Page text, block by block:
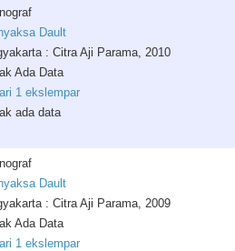
Dault
: Citra Aji Parama, 2010
Ada Data
1 ekslempar
ada data
Dault
: Citra Aji Parama, 2009
Ada Data
1 ekslempar